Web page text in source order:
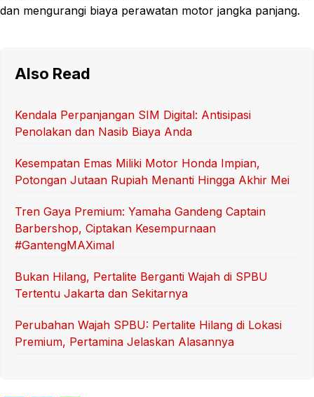
dan mengurangi biaya perawatan motor jangka panjang.
Also Read
Kendala Perpanjangan SIM Digital: Antisipasi
Penolakan dan Nasib Biaya Anda
Kesempatan Emas Miliki Motor Honda Impian,
Potongan Jutaan Rupiah Menanti Hingga Akhir Mei
Tren Gaya Premium: Yamaha Gandeng Captain
Barbershop, Ciptakan Kesempurnaan
#GantengMAXimal
Bukan Hilang, Pertalite Berganti Wajah di SPBU
Tertentu Jakarta dan Sekitarnya
Perubahan Wajah SPBU: Pertalite Hilang di Lokasi
Premium, Pertamina Jelaskan Alasannya